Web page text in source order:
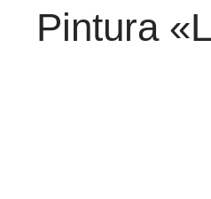
Pintura